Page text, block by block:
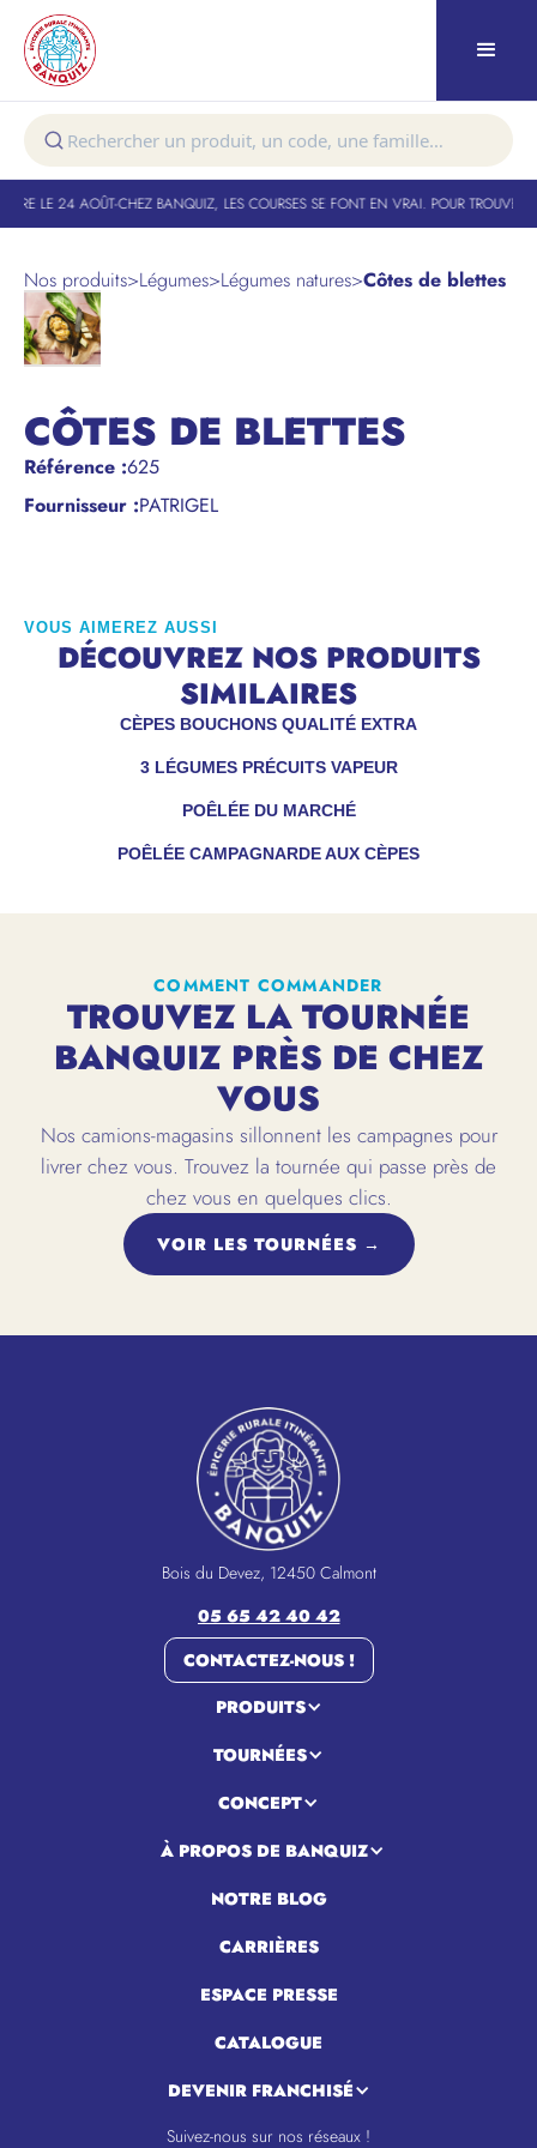
LE 24 AOÛT-CHEZ BANQUIZ, LES COURSES SE FONT EN VRAI. POUR TROUVER
Nos produits>Légumes>Légumes natures>Côtes de blettes
CÔTES DE BLETTES
Référence :625
Fournisseur :PATRIGEL
VOUS AIMEREZ AUSSI
DÉCOUVREZ NOS PRODUITS
SIMILAIRES
CÈPES BOUCHONS QUALITÉ EXTRA
3 LÉGUMES PRÉCUITS VAPEUR
POÊLÉE DU MARCHÉ
POÊLÉE CAMPAGNARDE AUX CÈPES
COMMENT COMMANDER
TROUVEZ LA TOURNÉE
BANQUIZ PRÈS DE CHEZ
VOUS
Nos camions-magasins sillonnent les campagnes pour
livrer chez vous. Trouvez la tournée qui passe près de
chez vous en quelques clics.
VOIR LES TOURNÉES →
Bois du Devez, 12450 Calmont
05 65 42 40 42
CONTACTEZ-NOUS !
PRODUITS
TOURNÉES
CONCEPT
À PROPOS DE BANQUIZ
NOTRE BLOG
CARRIÈRES
ESPACE PRESSE
CATALOGUE
DEVENIR FRANCHISÉ
Suivez-nous sur nos réseaux !